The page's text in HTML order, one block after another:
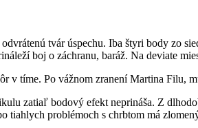
tvár úspechu. Iba štyri body zo
boj o záchranu, baráž. Na deviate
tíme. Po vážnom zranení Martina Filu,
zatiaľ bodový efekt neprináša. Z
problémoch s chrbtom má